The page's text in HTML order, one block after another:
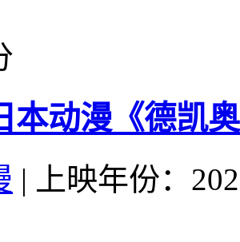
本动漫《德凯
|
上映年份：